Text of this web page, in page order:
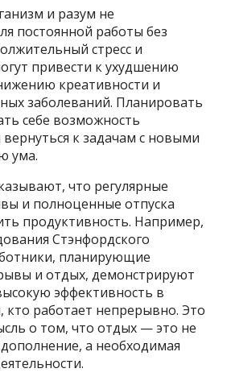
и разум не
постоянной работы без
стресс и
привести к ухудшению
креативности и
заболеваний. Планировать
себе возможность
вернуться к задачам с новыми
ума.
что регулярные
и полноценные отпуска
продуктивность. Например,
Стэнфордского
планирующие
и отдых, демонстрируют
эффективность в
кто работает непрерывно. Это
о том, что отдых — это не
а необходимая